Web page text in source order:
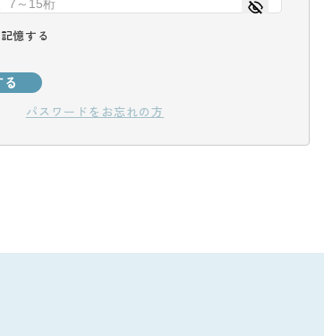
憶する
パスワードをお忘れの方